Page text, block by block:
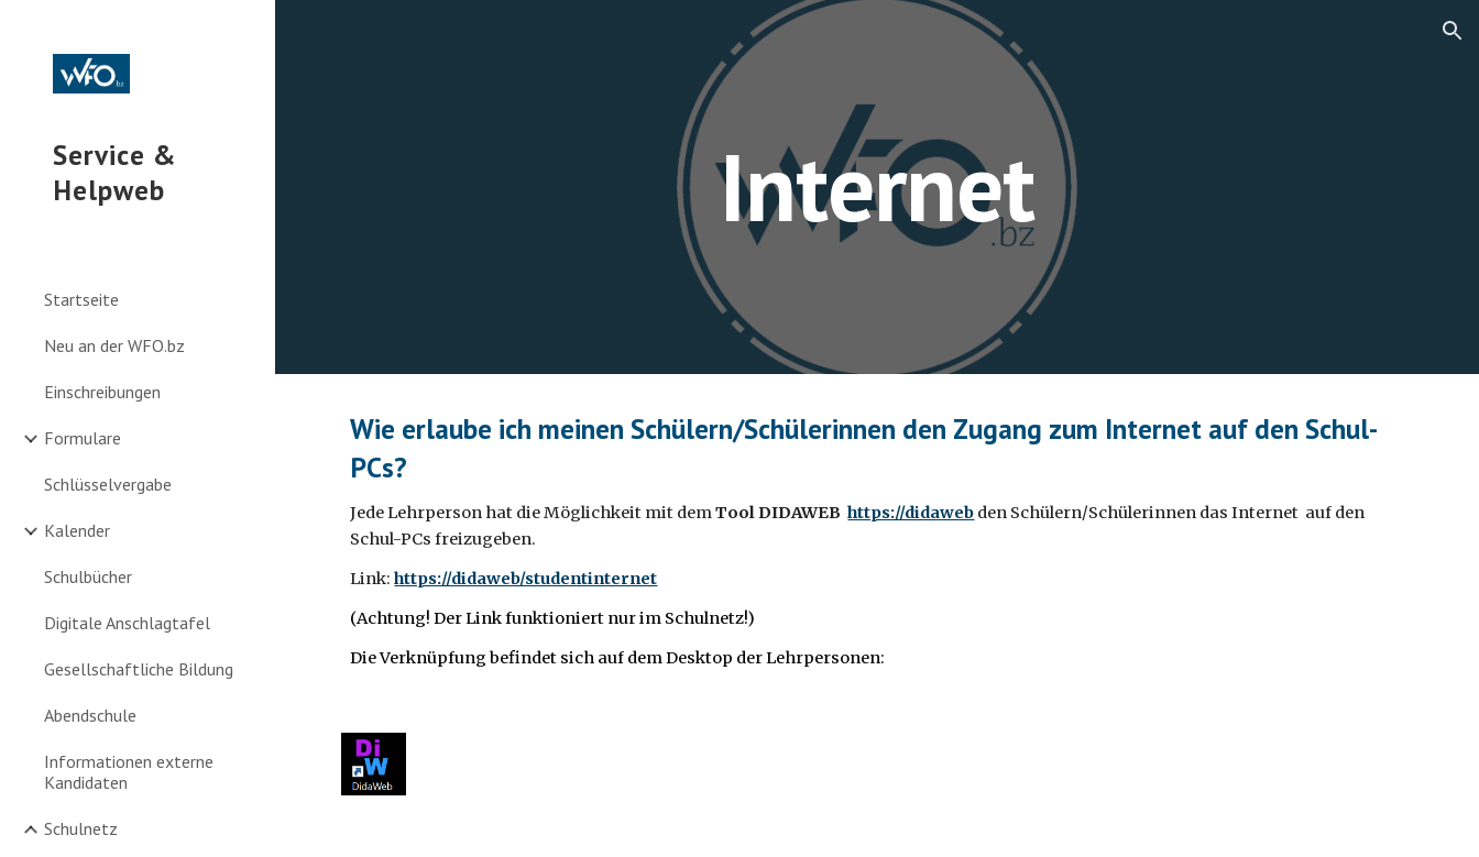
Skip to navigation
Service &
Helpweb
Startseite
Neu an der WFO.bz
Einschreibungen
Formulare
Schlüsselvergabe
Kalender
Schulbücher
Digitale Anschlagtafel
Gesellschaftliche Bildung
Abendschule
Informationen externe
Kandidaten
Schulnetz
Internet
Wie erlaube ich meinen Schülern/Schülerinnen den Zugang zum Internet auf den Schul-
PCs?
Jede Lehrperson hat die Möglichkeit mit demTool DIDAWEB https://didaweb den Schülern/Schülerinnen das Internet auf den
Schul-PCs freizugeben.
Link:https://didaweb/studentinternet
(Achtung! Der Link funktioniert nur im Schulnetz!)
Die Verknüpfung befindet sich auf dem Desktop der Lehrpersonen: